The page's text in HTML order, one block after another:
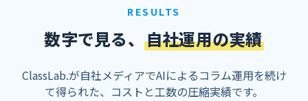
RESULTS
数字で見る、 自社運用の実績
ClassLab.が自社メディアでAIによるコラム運用を続け
て得られた、コストと工数の圧縮実績です。